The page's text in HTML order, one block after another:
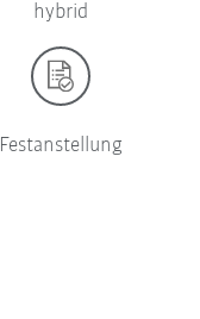
hybrid
Festanstellung